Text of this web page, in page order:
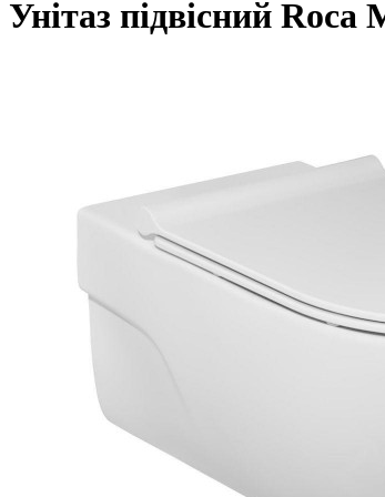
Унітаз підвісний